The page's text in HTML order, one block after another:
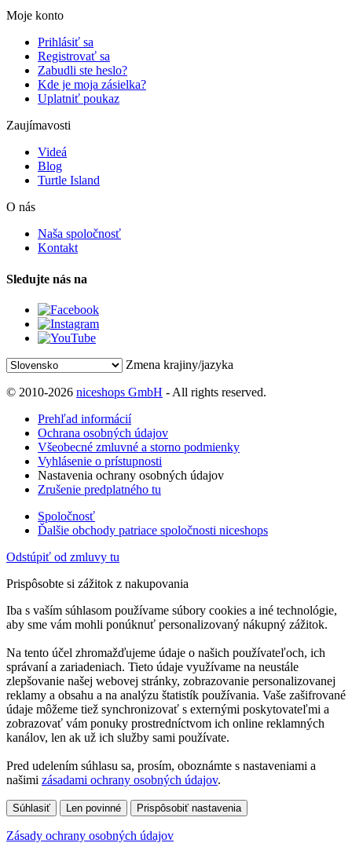
Moje konto
Prihlásiť sa
Registrovať sa
Zabudli ste heslo?
Kde je moja zásielka?
Uplatniť poukaz
Zaujímavosti
Videá
Blog
Turtle Island
O nás
Naša spoločnosť
Kontakt
Sledujte nás na
Zmena krajiny/jazyka
© 2010-2026 niceshops GmbH - All rights reserved.
Prehľad informácií
Ochrana osobných údajov
Všeobecné zmluvné a storno podmienky
Vyhlásenie o prístupnosti
Nastavenia ochrany osobných údajov
Zrušenie predplatného tu
Spoločnosť
Ďalšie obchody patriace spoločnosti niceshops
Odstúpiť od zmluvy tu
Prispôsobte si zážitok z nakupovania
Iba s vaším súhlasom používame súbory cookies a iné technológie,
aby sme vám mohli ponúknuť personalizovaný nákupný zážitok.
Na tento účel zhromažďujeme údaje o našich používateľoch, ich
správaní a zariadeniach. Tieto údaje využívame na neustále
zlepšovanie našej webovej stránky, zobrazovanie personalizovanej
reklamy a obsahu a na analýzu štatistík používania. Vaše zašifrované
údaje môžeme tiež synchronizovať s externými poskytovateľmi a
zobrazovať vám ponuky prostredníctvom ich online reklamných
kanálov, len ak už ich služby sami používate.
Pred udelením súhlasu sa, prosím, oboznámte s nastaveniami a
našimi zásadami ochrany osobných údajov.
Súhlasiť Len povinné Prispôsobiť nastavenia
Zásady ochrany osobných údajov